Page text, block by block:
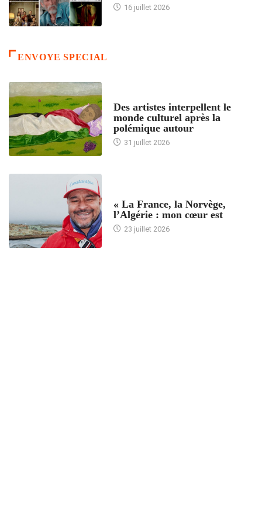
16 juillet 2026
ENVOYE SPECIAL
Des artistes interpellent le
monde culturel après la
polémique autour
31 juillet 2026
« La France, la Norvège,
l’Algérie : mon cœur est
23 juillet 2026